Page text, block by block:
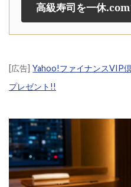
高級寿司を一休
[広告] Yahoo!ファイナンスVIP
プレゼント!!